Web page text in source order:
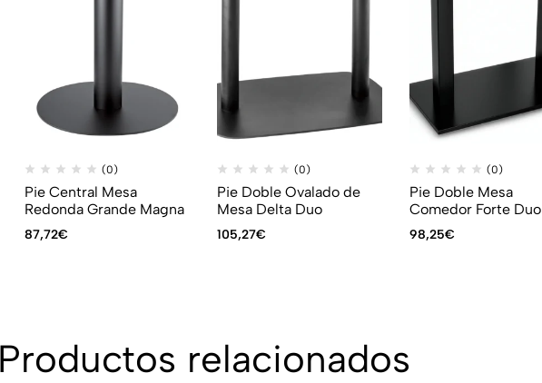
(0)
Pie Central Mesa
Redonda Grande Magna
87,72€
(0)
Pie Doble Ovalado de
Mesa Delta Duo
105,27€
(0)
Pie Doble Mesa
Comedor Forte Duo
98,25€
relacionados